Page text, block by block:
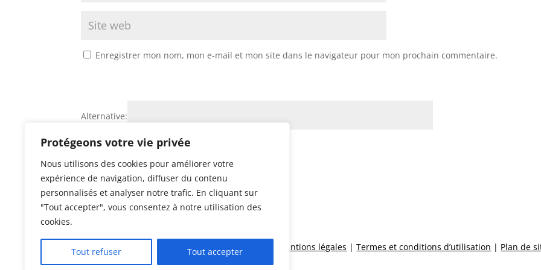
Protégeons votre vie privée
Nous utilisons des cookies pour améliorer votre
expérience de navigation, diffuser du contenu
personnalisés et analyser notre trafic. En cliquant sur
"Tout accepter", vous consentez à notre utilisation des
cookies.
Tout refuser Tout accepter
Enregistrer mon nom, mon e-mail et mon site dans le navigateur pour mon prochain commentaire.
Alternative:
© Maigrirendouceur.com tous droits réservés | Mentions légales |Termes et conditions d’utilisation | Plan de